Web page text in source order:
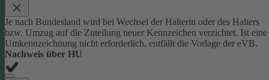
Je nach Bundesland wird bei Wechsel der Halterin oder des Halters
bzw. Umzug auf die Zuteilung neuer Kennzeichen verzichtet. Ist eine
Umkennzeichnung nicht erforderlich, entfällt die Vorlage der eVB.
Nachweis über HU